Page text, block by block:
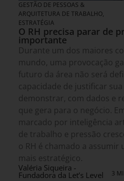
GESTÃO DE PESSOAS &
ARQUITETURA DE TRABALHO,
ESTRATÉGIA
O RH precisa parar de
importante
Durante um dos maiores
mundo, uma provocação
futuro da área não será
capacidade de justificar
demonstrar, com dados e
que gera para o negócio.
marcado por inteligência
de trabalho e pressão
o RH é chamado a assumir
mais estratégico.
Valéria Siqueira -
Fundadora da Let’s Level 3